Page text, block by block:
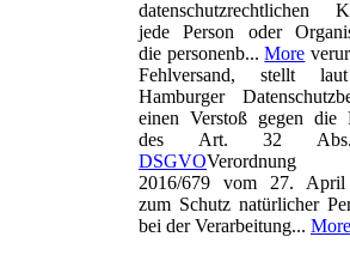
datenschutzrechtlichen
jede Person oder
die personenb...More
Fehlversand, stellt
Hamburger
einen Verstoß gegen die
des Art. 32
DSGVOVerordnung
2016/679 vom 27.
zum Schutz natürlicher
bei der Verarbeitung... More